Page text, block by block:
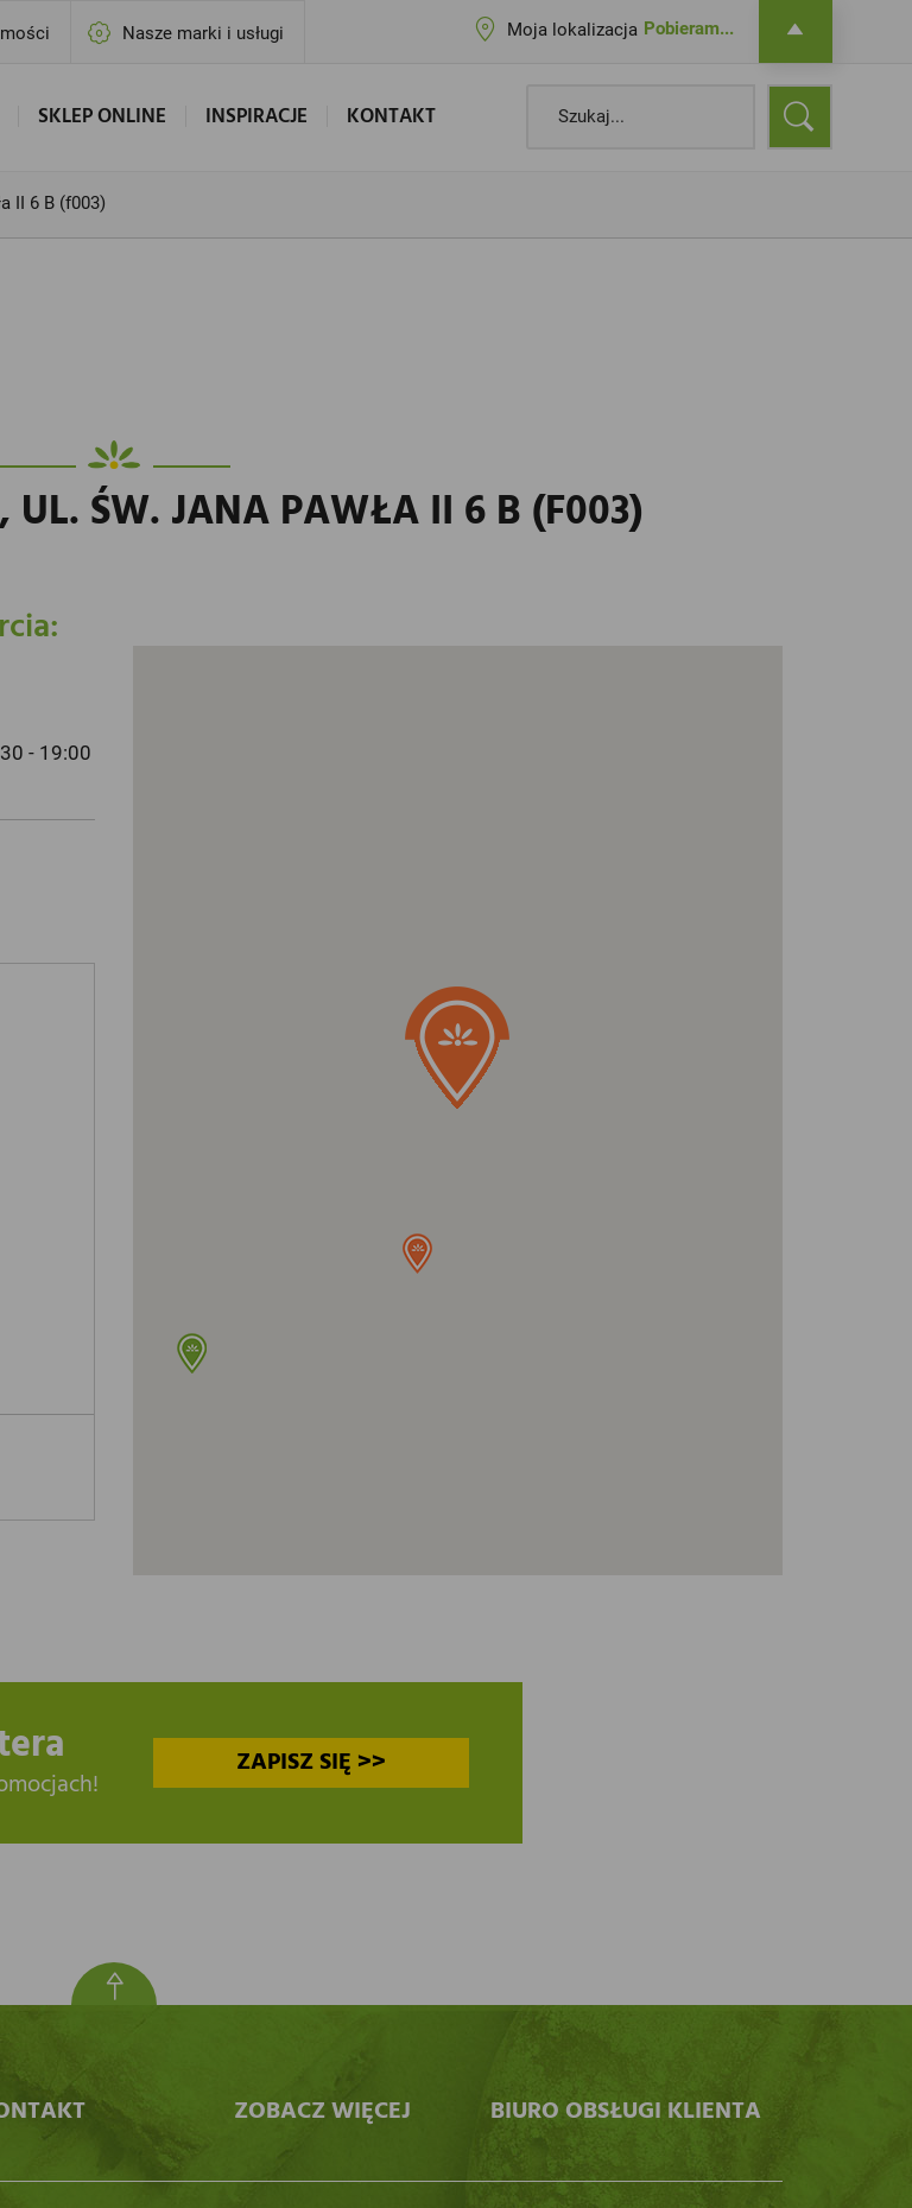
Nasze marki i usługi Moja lokalizacja Pobieram...
SKLEP ONLINE INSPIRACJE KONTAKT
II 6 B (f003)
UL. ŚW. JANA PAWŁA II 6 B (F003)
- 19:00
ZAPISZ SIĘ >>
ZOBACZ WIĘCEJ BIURO OBSŁUGI KLIENTA